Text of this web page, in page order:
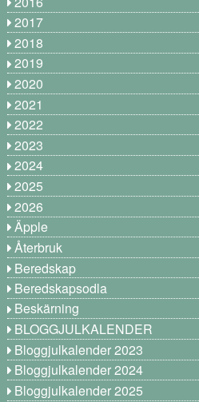
2017
2018
2019
2020
2021
2022
2023
2024
2025
2026
Äpple
Återbruk
Beredskap
Beredskapsodla
Beskärning
BLOGGJULKALENDER
Bloggjulkalender 2023
Bloggjulkalender 2024
Bloggjulkalender 2025